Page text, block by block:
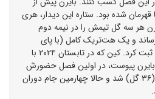
قهرمان شده بود. ستاره این دیدار، هری
هر سه گل تیمش را در نیمه دوم
و ۸۴) به ثمر رساند و یک هت‌تریک کامل (با پای
چپ، پای راست و ضربه سر) ثبت کرد. کین که در تابستان ۲۰۲۴ با
به بایرن پیوست، در اولین فصل حضورش
در آلمان، آقای گل بوندسلیگا (۳۶ گل) شد و حالا چهارمین جام دوران